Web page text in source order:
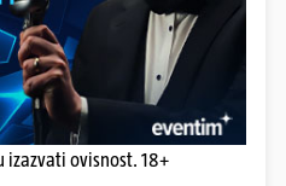
izazvati ovisnost. 18+